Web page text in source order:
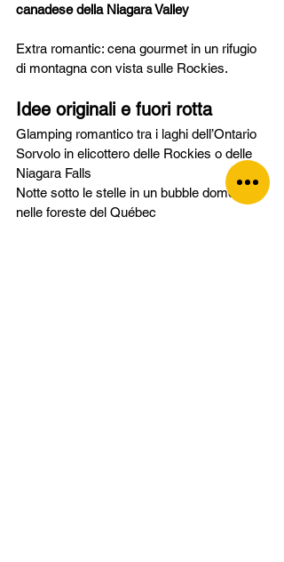
canadese della Niagara Valley
Extra romantic: cena gourmet in un rifugio
di montagna con vista sulle Rockies.
Idee originali e fuori rotta
Glamping romantico tra i laghi dell’Ontario
Sorvolo in elicottero delle Rockies o delle
Niagara Falls
Notte sotto le stelle in un bubble dome
nelle foreste del Québec